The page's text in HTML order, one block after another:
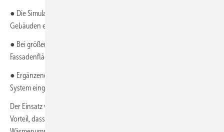
● Die Simulationsrechnungen haben gezeigt, dass bei kleineren
Gebäuden eine 100%ige Regeneration möglich ist.
● Bei größeren Quartieren empfiehlt es sich, zusätzlich
Fassadenflächen zur solaren Wärmegewinnung zu nutzen.
● Ergänzend könne ein Luft/Wasser-Wärmeübertrager mit in das
System eingebunden werden.
Der Einsatz von PVT-Kollektoren (
Vorteil, dass der erzeugte Sonnenstrom in der Regel ausreicht,